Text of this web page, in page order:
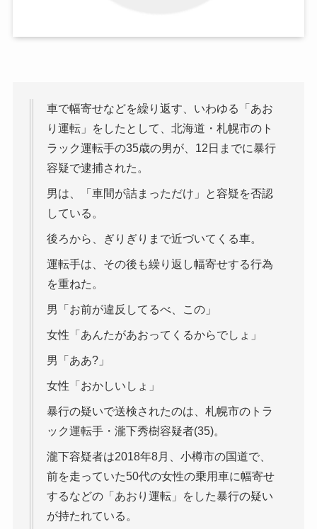
車で幅寄せなどを繰り返す、いわゆる「あお
り運転」をしたとして、北海道・札幌市のト
ラック運転手の35歳の男が、12日までに暴行
容疑で逮捕された。
男は、「車間が詰まっただけ」と容疑を否認
している。
後ろから、ぎりぎりまで近づいてくる車。
運転手は、その後も繰り返し幅寄せする行為
を重ねた。
男「お前が違反してるべ、この」
女性「あんたがあおってくるからでしょ」
男「ああ?」
女性「おかしいしょ」
暴行の疑いで送検されたのは、札幌市のトラ
ック運転手・瀧下秀樹容疑者(35)。
瀧下容疑者は2018年8月、小樽市の国道で、
前を走っていた50代の女性の乗用車に幅寄せ
するなどの「あおり運転」をした暴行の疑い
が持たれている。